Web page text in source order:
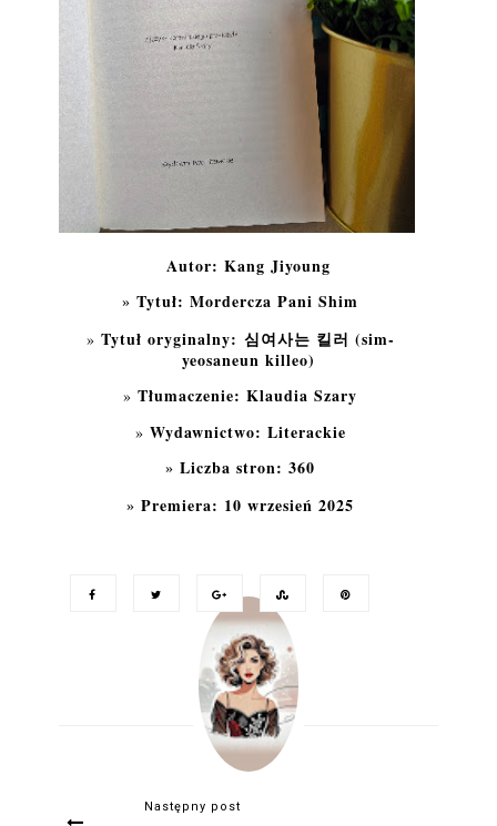
Autor: Kang Jiyoung
Tytuł: Mordercza Pani Shim
Tytuł oryginalny: 심여사는 킬러 (sim-
yeosaneun killeo)
Tłumaczenie: Klaudia Szary
Wydawnictwo: Literackie
Liczba stron: 360
Premiera: 10 wrzesień 2025
Następny post